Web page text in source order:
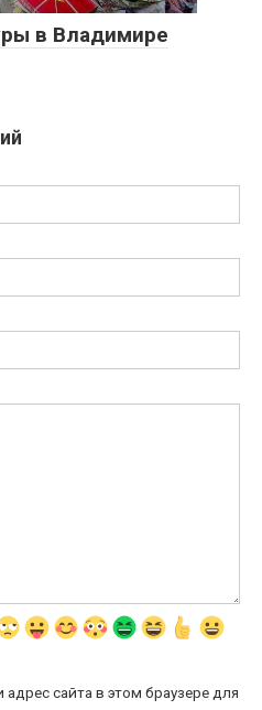
в Владимире
сайта в этом браузере для